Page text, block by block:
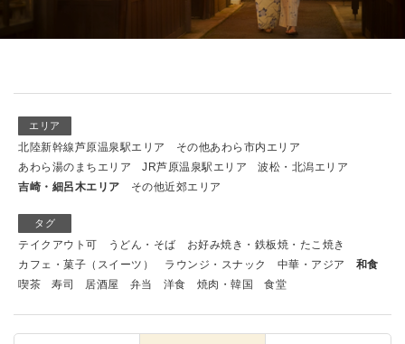
エリア
北陸新幹線芦原温泉駅エリア
その他あわら市内エリア
あわら湯のまちエリア
JR芦原温泉駅エリア
波松・北潟エリア
吉崎・細呂木エリア
その他近郊エリア
タグ
テイクアウト可 うどん・そば
お好み焼き・鉄板焼・たこ焼き
カフェ・菓子（スイーツ）
ラウンジ・スナック 中華・アジア
和食
喫茶
寿司 居酒屋 弁当 洋食 焼肉・韓国 食堂